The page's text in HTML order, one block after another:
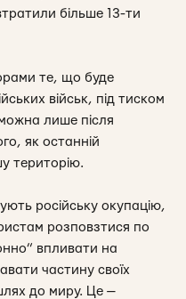
більше 13-ти
те, що буде
військ, під тиском
лише після
як останній
територію.
російську окупацію,
розповзтися по
впливати на
частину своїх
до миру. Це —